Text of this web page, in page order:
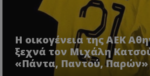
Η οικογένεια της ΑΕΚ
ξεχνά τον Μιχάλη
«Πάντα, Παντού, Παρών»